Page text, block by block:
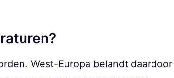
West-Europa belandt daardoor